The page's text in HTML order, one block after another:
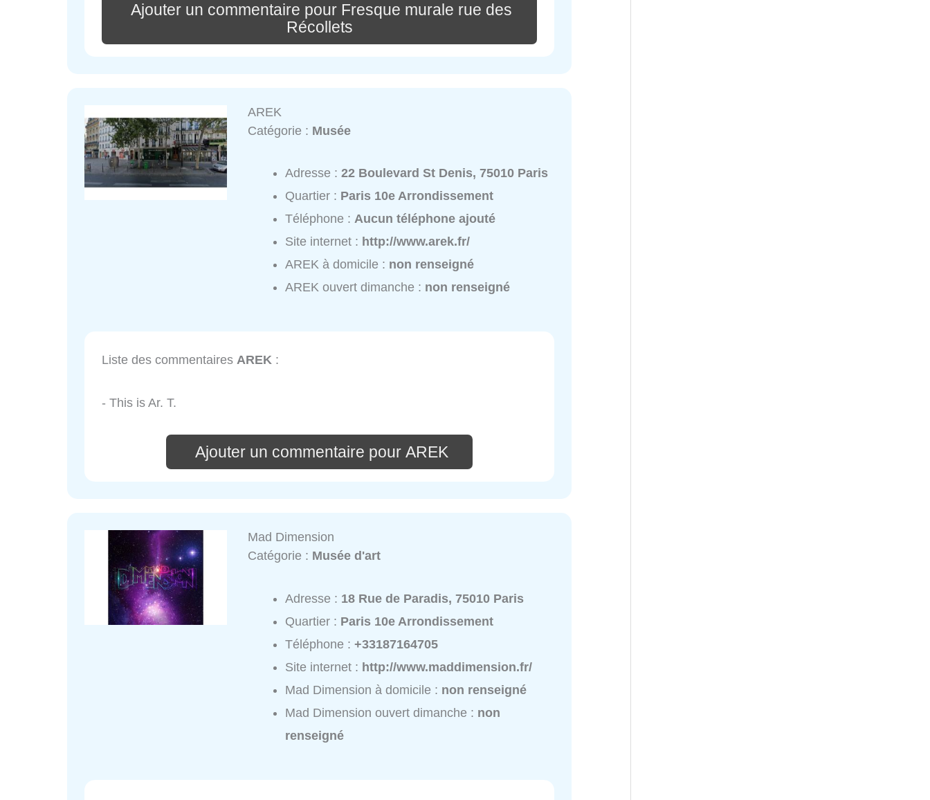
Ajouter un commentaire pour Fresque murale rue des
Récollets
AREK
Catégorie : Musée
Adresse :22 Boulevard St Denis, 75010 Paris
Quartier : Paris 10e Arrondissement
Téléphone :Aucun téléphone ajouté
Site internet : http://www.arek.fr/
AREK à domicile : non renseigné
AREK ouvert dimanche : non renseigné
Liste des commentaires AREK :
- This is Ar. T.
Ajouter un commentaire pour AREK
Mad Dimension
Catégorie : Musée d'art
Adresse : 18 Rue de Paradis, 75010 Paris
Quartier : Paris 10e Arrondissement
Téléphone :+33187164705
Site internet : http://www.maddimension.fr/
Mad Dimension à domicile : non renseigné
Mad Dimension ouvert dimanche : non
renseigné